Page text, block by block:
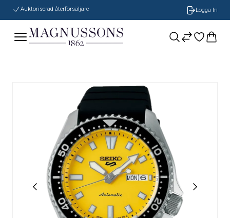
Auktoriserad återförsäljare Logga In